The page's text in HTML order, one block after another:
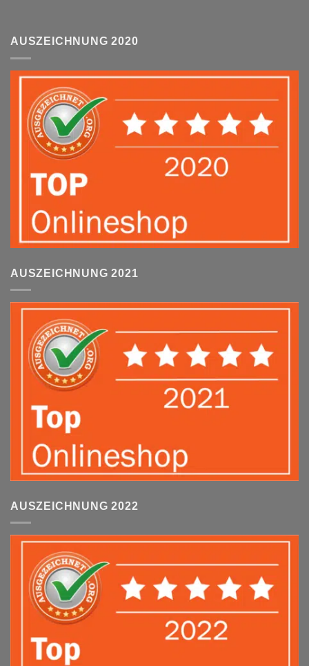
AUSZEICHNUNG 2020
AUSZEICHNUNG 2021
AUSZEICHNUNG 2022